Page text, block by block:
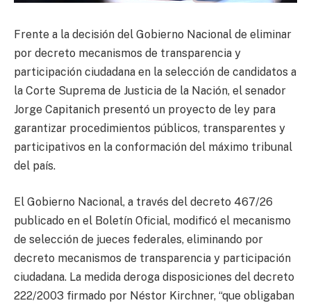
Frente a la decisión del Gobierno Nacional de eliminar
por decreto mecanismos de transparencia y
participación ciudadana en la selección de candidatos a
la Corte Suprema de Justicia de la Nación, el senador
Jorge Capitanich presentó un proyecto de ley para
garantizar procedimientos públicos, transparentes y
participativos en la conformación del máximo tribunal
del país.
El Gobierno Nacional, a través del decreto 467/26
publicado en el Boletín Oficial, modificó el mecanismo
de selección de jueces federales, eliminando por
decreto mecanismos de transparencia y participación
ciudadana. La medida deroga disposiciones del decreto
222/2003 firmado por Néstor Kirchner, “que obligaban